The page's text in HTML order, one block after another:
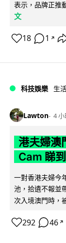
表示，品牌正推
文
18 1 ↗
科技娛樂 生
Lawton 4 小
港夫婦澳
Cam 睇
一對香港夫婦今
池，拾遺不報並
次入境澳門時，
292 46 ↗